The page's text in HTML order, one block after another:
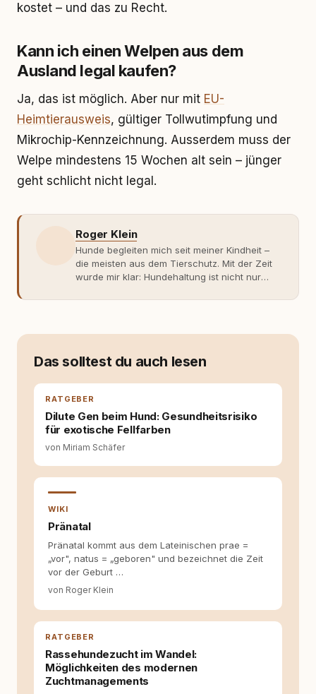
kostet – und das zu Recht.
Kann ich einen Welpen aus dem
Ausland legal kaufen?
Ja, das ist möglich. Aber nur mit EU-
Heimtierausweis, gültiger Tollwutimpfung und
Mikrochip-Kennzeichnung. Ausserdem muss der
Welpe mindestens 15 Wochen alt sein – jünger
geht schlicht nicht legal.
Roger Klein
Hunde begleiten mich seit meiner Kindheit –
die meisten aus dem Tierschutz. Mit der Zeit
wurde mir klar: Hundehaltung ist nicht nur
Fachwissen. Der Wendepunkt kam mit meinem
moderner Hundeerziehung
entsteht echte Bindung dort, wo Verständnis
Wissen ersetzt – nicht umgekehrt. Aus dieser
Entwicklung entstand rundum.dog – ein
Wissens- und Serviceportal für
und der Schweiz. Meine Überzeugung:
Tierschutz beginnt mit Wissen. Wer seinen
Hund versteht, trifft bessere Entscheidungen –
für ein Zusammenleben, das beiden guttut.
Das solltest du auch lesen
RATGEBER
Dilute Gen beim Hund: Gesundheitsrisiko
für exotische Fellfarben
von Miriam Schäfer
WIKI
Pränatal
Pränatal kommt aus dem Lateinischen prae =
„vor", natus = „geboren" und bezeichnet die Zeit
vor der Geburt …
von Roger Klein
RATGEBER
Rassehundezucht im Wandel:
Möglichkeiten des modernen
Zuchtmanagements